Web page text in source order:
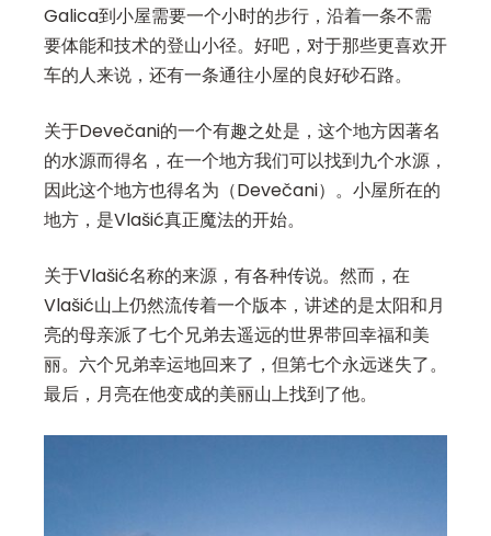
Galica到小屋需要一个小时的步行，沿着一条不需
要体能和技术的登山小径。好吧，对于那些更喜欢开
车的人来说，还有一条通往小屋的良好砂石路。
关于Devečani的一个有趣之处是，这个地方因著名
的水源而得名，在一个地方我们可以找到九个水源，
因此这个地方也得名为（Devečani）。小屋所在的
地方，是Vlašić真正魔法的开始。
关于Vlašić名称的来源，有各种传说。然而，在
Vlašić山上仍然流传着一个版本，讲述的是太阳和月
亮的母亲派了七个兄弟去遥远的世界带回幸福和美
丽。六个兄弟幸运地回来了，但第七个永远迷失了。
最后，月亮在他变成的美丽山上找到了他。